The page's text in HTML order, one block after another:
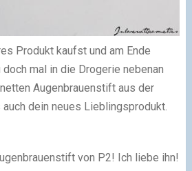
Produkt kaufst und am Ende
mal in die Drogerie nebenan
Augenbrauenstift aus der
dein neues Lieblingsprodukt.
von P2! Ich liebe ihn!